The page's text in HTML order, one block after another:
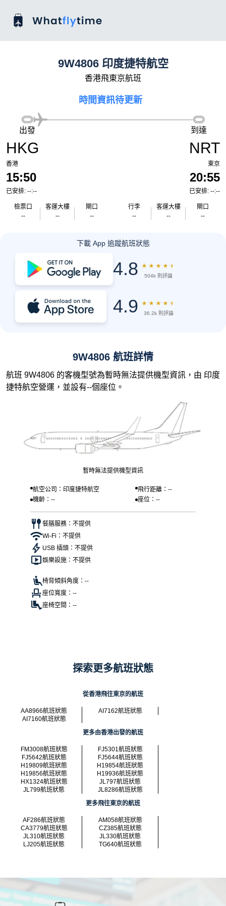
9W4806 印度捷特航空
香港飛東京航班
時間資訊待更新
HKG
香港
15:50
已安排: --:--
檢票口
--
客運大樓
--
閘口
--
出發 到達
NRT
東京
20:55
已安排: --:--
行李
--
客運大樓
--
閘口
--
下載 App 追蹤航班狀態
4.8 ★ ★ ★ ★ ★
504k 則評論
4.9 ★ ★ ★ ★ ★
36.2k 則評論
9W4806 航班詳情
航班 9W4806 的客機型號為暫時無法提供機型資訊，由 印度
捷特航空營運，並設有--個座位。
暫時無法提供機型資訊
航空公司：印度捷特航空
飛行距離：--
機齡：--
座位：--
餐膳服務：不提供
Wi-Fi：不提供
USB 插頭：不提供
娛樂設施：不提供
椅背傾斜角度：--
座位寬度：--
座椅空間：--
探索更多航班狀態
從香港飛往東京的航班
AA8966航班狀態
AI7162航班狀態
AI7160航班狀態
更多由香港出發的航班
FM3008航班狀態
FJ5301航班狀態
FJ5642航班狀態
FJ5644航班狀態
H19809航班狀態
H19854航班狀態
H19856航班狀態
H19936航班狀態
HX1324航班狀態
JL797航班狀態
JL799航班狀態
JL8286航班狀態
更多飛往東京的航班
AF286航班狀態
AM058航班狀態
CA3779航班狀態
CZ385航班狀態
JL310航班狀態
JL330航班狀態
LJ205航班狀態
TG640航班狀態